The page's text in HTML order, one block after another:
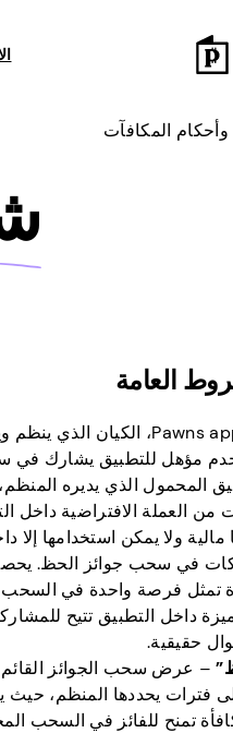
المكافآت
مؤهل للتطبيق يشارك في
المحمول الذي يديره
العملة الافتراضية داخل
مالية ولا يمكن استخدامها
في سحب جوائز الحظ. يحصل
تمثل فرصة واحدة في
داخل التطبيق تتيح
حقيقية.
– عرض سحب الجوائز
فترات يحددها المنظم،